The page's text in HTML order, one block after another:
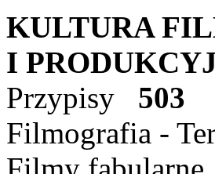
KULTURA
I
Przypisy 503
Filmografia -